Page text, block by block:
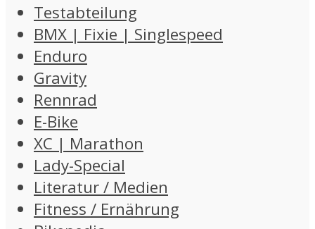
Testabteilung
BMX | Fixie | Singlespeed
Enduro
Gravity
Rennrad
E-Bike
XC | Marathon
Lady-Special
Literatur / Medien
Fitness / Ernährung